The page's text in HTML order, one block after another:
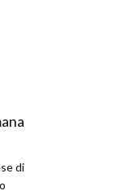
di